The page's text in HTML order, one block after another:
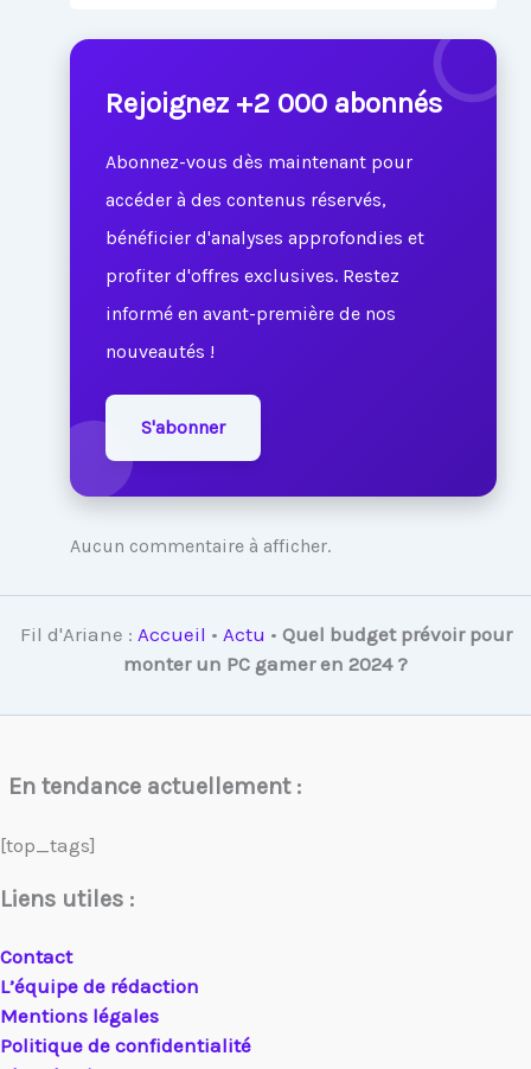
Rejoignez +2 000 abonnés
Abonnez-vous dès maintenant pour
accéder à des contenus réservés,
bénéficier d'analyses approfondies et
profiter d'offres exclusives. Restez
informé en avant-première de nos
nouveautés !
S'abonner
Aucun commentaire à afficher.
Fil d'Ariane : Accueil • Actu • Quel budget prévoir pour
monter un PC gamer en 2024 ?
En tendance actuellement :
[top_tags]
Liens utiles :
Contact
L’équipe de rédaction
Mentions légales
Politique de confidentialité